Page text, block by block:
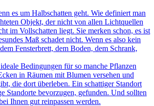
es um Halbschatten geht. Wie definiert man
Objekt, der nicht von allen Lichtquellen
im Vollschatten liegt. Sie merken schon, es ist
Maß schadet nicht. Wenn es also kein
Fensterbrett, dem Boden, dem Schrank,
Bedingungen für so manche Pflanzen
in Räumen mit Blumen versehen und
die dort überleben. Ein schattiger Standort
Standorte bevorzugen, gefunden. Und sollten
Ihnen gut reinpassen werden.